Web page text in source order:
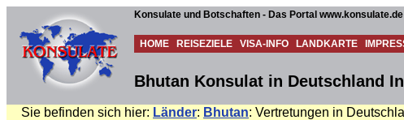
Konsulate und Botschaften - Das Portal www.konsulate.de
HOME REISEZIELE VISA-INFO LANDKARTE
Bhutan Konsulat in Deutschland
Sie befinden sich hier: Länder: Bhutan: Vertretungen in